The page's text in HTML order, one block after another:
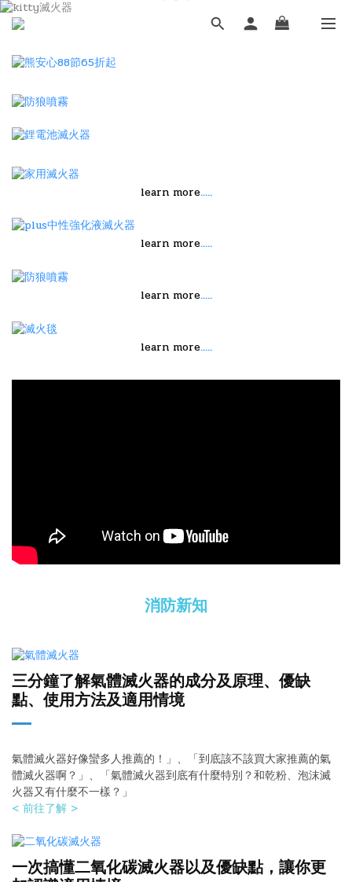
learn more.....
learn more.....
learn more.....
learn more.....
消防新知
三分鐘了解氣體滅火器的成分及原理、優缺
點、使用方法及適用情境
氣體滅火器好像蠻多人推薦的！」、「到底該不該買大家推薦的氣
體滅火器啊？」、「氣體滅火器到底有什麼特別？和乾粉、泡沫滅
火器又有什麼不一樣？」
< 前往了解 >
一次搞懂二氧化碳滅火器以及優缺點，讓你更